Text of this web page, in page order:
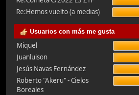
Re:Hemos vuelto (a medias)
Usuarios con más me gusta
Miquel
Juanluison
Jesús Navas Fernández
Roberto "Akeru" - Cielos
Boreales